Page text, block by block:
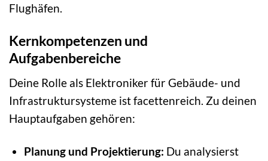
Flughäfen.
Kernkompetenzen und
Aufgabenbereiche
Deine Rolle als Elektroniker für Gebäude- und
Infrastruktursysteme ist facettenreich. Zu deinen
Hauptaufgaben gehören:
Planung und Projektierung: Du analysierst